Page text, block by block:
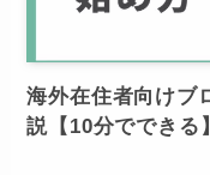
海外在住者向けブ
説【10分でできる】